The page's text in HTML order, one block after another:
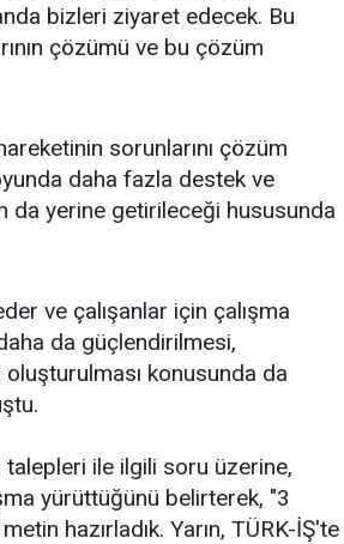
bizleri ziyaret edecek. Bu
çözümü ve bu çözüm
sorunlarını çözüm
daha fazla destek ve
da yerine getirileceği hususunda
ve çalışanlar için çalışma
da güçlendirilmesi,
konusunda da
ile ilgili soru üzerine,
yürüttüğünü belirterek, "3
hazırladık. Yarın, TÜRK-İŞ'te